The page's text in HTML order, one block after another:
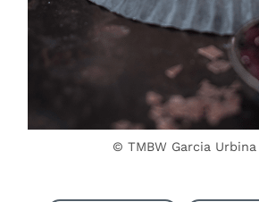
© TMBW Garcia Urbina